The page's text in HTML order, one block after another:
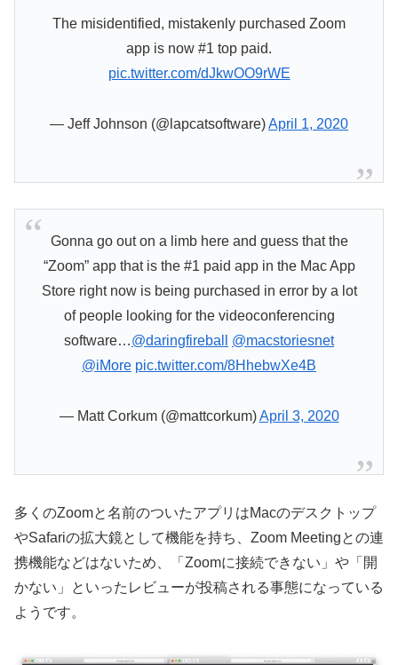
The misidentified, mistakenly purchased Zoom
app is now #1 top paid.
pic.twitter.com/dJkwOO9rWE
— Jeff Johnson (@lapcatsoftware)April 1, 2020
Gonna go out on a limb here and guess that the
“Zoom” app that is the #1 paid app in the Mac App
Store right now is being purchased in error by a lot
of people looking for the videoconferencing
software…@daringfireball
@macstoriesnet
@iMore pic.twitter.com/8HhebwXe4B
— Matt Corkum (@mattcorkum)April 3, 2020
多くのZoomと名前のついたアプリはMacのデスクトップ
やSafariの拡大鏡として機能を持ち、Zoom Meetingとの連
携機能などはないため、「Zoomに接続できない」や「開
かない」といったレビューが投稿される事態になっている
ようです。